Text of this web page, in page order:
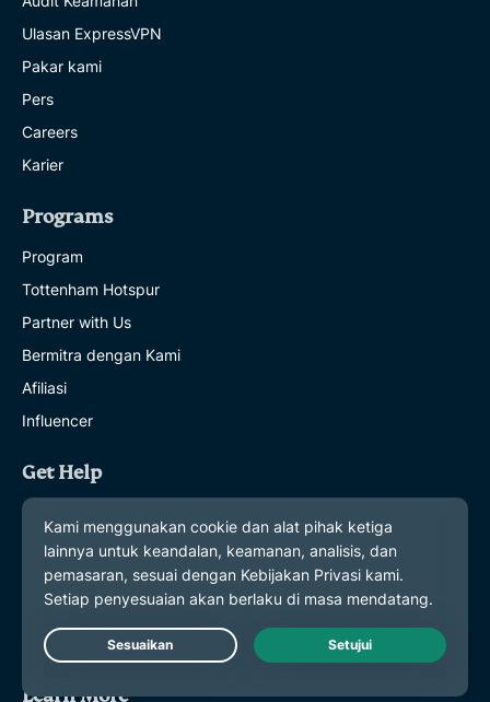
Ulasan ExpressVPN
Pakar kami
Pers
Careers
Karier
Programs
Program
Tottenham Hotspur
Partner with Us
Bermitra dengan Kami
Afiliasi
Influencer
Get Help
Dapatkan Bantuan
VPN Setup Tutorials
Tutorial Penyiapan VPN
FAQ
Beli VPN
Learn More
Live Chat